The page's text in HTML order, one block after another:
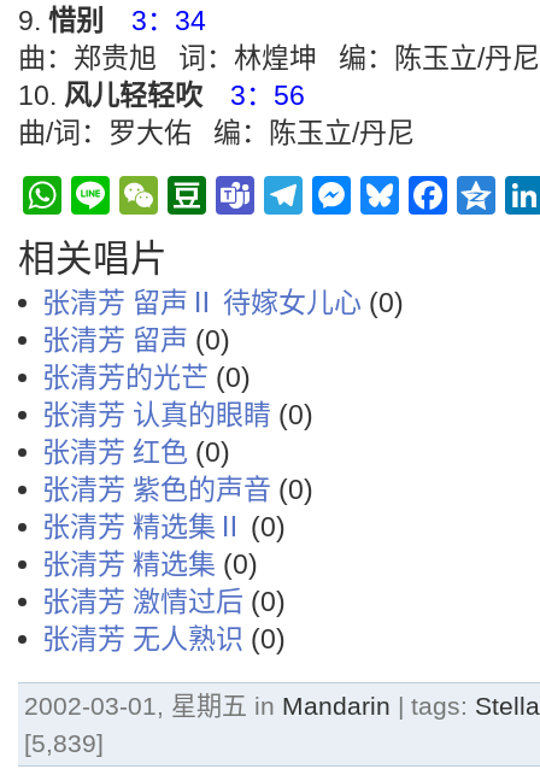
惜别
3：34
曲：郑贵旭 词：林煌坤 编：陈玉立/丹尼
风儿轻轻吹
3：56
曲/词：罗大佑 编：陈玉立/丹尼
WhatsApp
LineWeChat
Douban
TeamsTelegramBluesky
相关唱片
张清芳 留声Ⅱ 待嫁女儿心 (0)
张清芳 留声 (0)
张清芳的光芒 (0)
张清芳 认真的眼睛 (0)
张清芳 红色 (0)
张清芳 紫色的声音 (0)
张清芳 精选集Ⅱ (0)
张清芳 精选集 (0)
张清芳 激情过后 (0)
张清芳 无人熟识 (0)
2002-03-01, 星期五 in Mandarin | tags:
[5,839]